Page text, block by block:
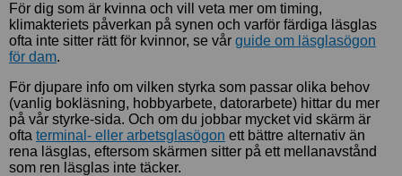
För dig som är kvinna och vill veta mer om timing,
klimakteriets påverkan på synen och varför färdiga läsglas
ofta inte sitter rätt för kvinnor, se vår guide om läsglasögon
för dam.
För djupare info om vilken styrka som passar olika behov
(vanlig bokläsning, hobbyarbete, datorarbete) hittar du mer
på vår styrke-sida. Och om du jobbar mycket vid skärm är
ofta terminal- eller arbetsglasögon ett bättre alternativ än
rena läsglas, eftersom skärmen sitter på ett mellanavstånd
som ren läsglas inte täcker.